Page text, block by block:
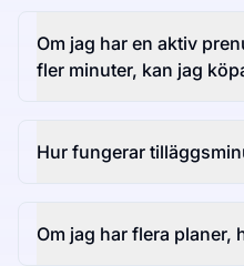
Om jag har en aktiv
fler minuter, kan jag
Hur fungerar
Om jag har flera planer,